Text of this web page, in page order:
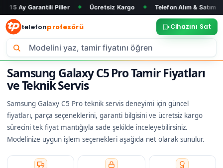
Piller ◆ Ücretsiz Kargo ◆ Telefon Alım & Satım ◆ Tüm
telefonprofesörü Cihazını Sat
Samsung Galaxy C5 Pro Tamir Fiyatları
ve Teknik Servis
Samsung Galaxy C5 Pro teknik servis deneyimi için güncel
fiyatları, parça seçeneklerini, garanti bilgisini ve ücretsiz kargo
sürecini tek fiyat mantığıyla sade şekilde inceleyebilirsiniz.
Modelinize uygun işlem seçenekleri aşağıda net olarak sunulur.